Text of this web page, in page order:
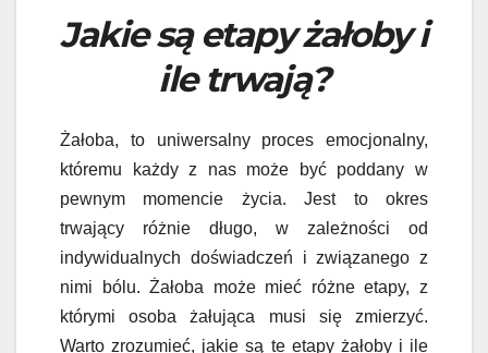
Jakie są etapy żałoby i
ile trwają?
Żałoba, to uniwersalny proces emocjonalny,
któremu każdy z nas może być poddany w
pewnym momencie życia. Jest to okres
trwający różnie długo, w zależności od
indywidualnych doświadczeń i związanego z
nimi bólu. Żałoba może mieć różne etapy, z
którymi osoba żałująca musi się zmierzyć.
Warto zrozumieć, jakie są te etapy żałoby i ile